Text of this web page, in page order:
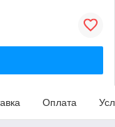
Оплата